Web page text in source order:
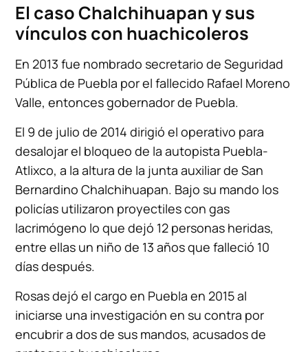
El caso Chalchihuapan y sus
vínculos con huachicoleros
En 2013 fue nombrado secretario de Seguridad
Pública de Puebla por el fallecido Rafael Moreno
Valle, entonces gobernador de Puebla.
El 9 de julio de 2014 dirigió el operativo para
desalojar el bloqueo de la autopista Puebla-
Atlixco, a la altura de la junta auxiliar de San
Bernardino Chalchihuapan. Bajo su mando los
policías utilizaron proyectiles con gas
lacrimógeno lo que dejó 12 personas heridas,
entre ellas un niño de 13 años que falleció 10
días después.
Rosas dejó el cargo en Puebla en 2015 al
iniciarse una investigación en su contra por
encubrir a dos de sus mandos, acusados de